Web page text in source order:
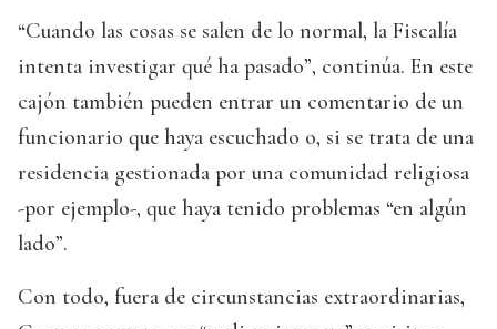
“Cuando las cosas se salen de lo normal, la Fiscalía
intenta investigar qué ha pasado”, continúa. En este
cajón también pueden entrar un comentario de un
funcionario que haya escuchado o, si se trata de una
residencia gestionada por una comunidad religiosa
-por ejemplo-, que haya tenido problemas “en algún
lado”.
Con todo, fuera de circunstancias extraordinarias,